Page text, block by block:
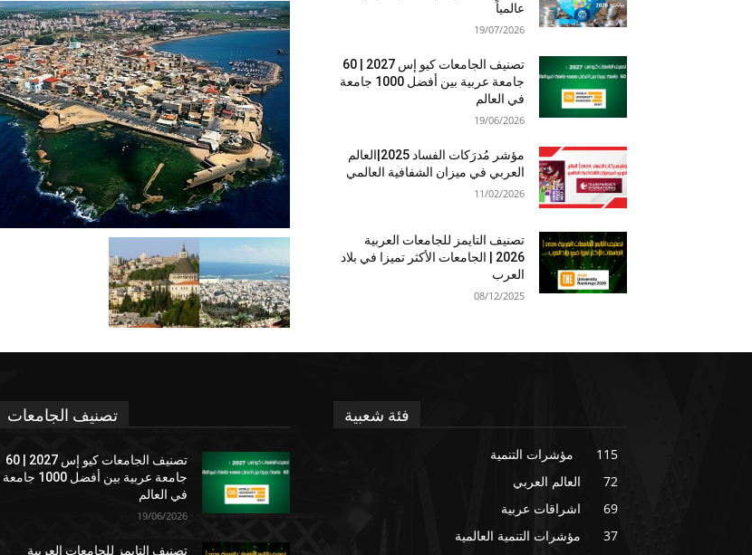
عالمياً
19/07/2026
تصنيف الجامعات كيو إس 2027 | 60
جامعة عربية بين أفضل 1000 جامعة
في العالم
19/06/2026
مؤشر مُدرَكات الفساد 2025|العالم
العربي في ميزان الشفافية العالمي
11/02/2026
تصنيف التايمز للجامعات العربية
2026 | الجامعات الأكثر تميزا في بلاد
العرب
08/12/2025
تصنيف الجامعات
تصنيف الجامعات كيو إس 2027 | 60
جامعة عربية بين أفضل 1000 جامعة
في العالم
19/06/2026
تصنيف التايمز للجامعات العربية
فئة شعبية
مؤشرات التنمية
115
العالم العربي
72
اشراقات عربية
69
مؤشرات التنمية العالمية
37